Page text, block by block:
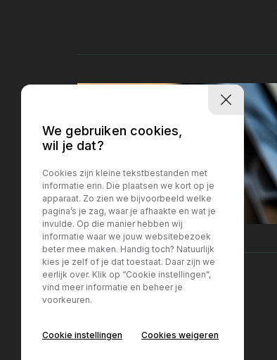
We gebruiken cookies,
wil je dat?
Cookies zijn kleine tekstbestanden met
informatie erin. Die plaatsen we kort op je
apparaat. Zo zien we bijvoorbeeld welke
pagina’s je zag, waar je afhaakte en wat je
invulde. Op die manier hebben wij
informatie waar we jouw websitebezoek
beter mee maken. Handig toch? Natuurlijk
kies je zelf of je dat toestaat. Daar zijn we
eerlijk over. Klik op “Cookie instellingen”,
vind meer informatie en beheer je
voorkeuren.
Cookie instellingen Cookies weigeren